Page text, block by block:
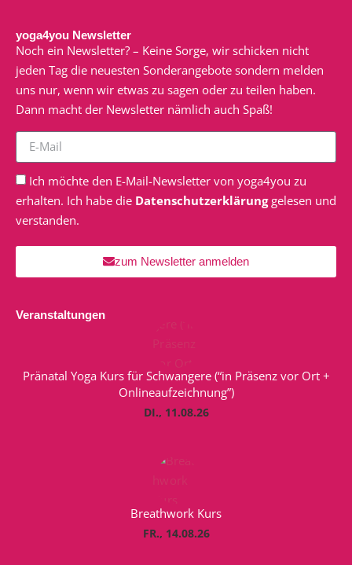
yoga4you Newsletter
Noch ein Newsletter? – Keine Sorge, wir schicken nicht
jeden Tag die neuesten Sonderangebote sondern melden
uns nur, wenn wir etwas zu sagen oder zu teilen haben.
Dann macht der Newsletter nämlich auch Spaß!
Ich möchte den E-Mail-Newsletter von yoga4you zu
erhalten. Ich habe die Datenschutzerklärunggelesen und
verstanden.
zum Newsletter anmelden
Veranstaltungen
Pränatal Yoga Kurs für Schwangere (“in Präsenz vor Ort +
Onlineaufzeichnung”)
DI., 11.08.26
Breathwork Kurs
FR., 14.08.26